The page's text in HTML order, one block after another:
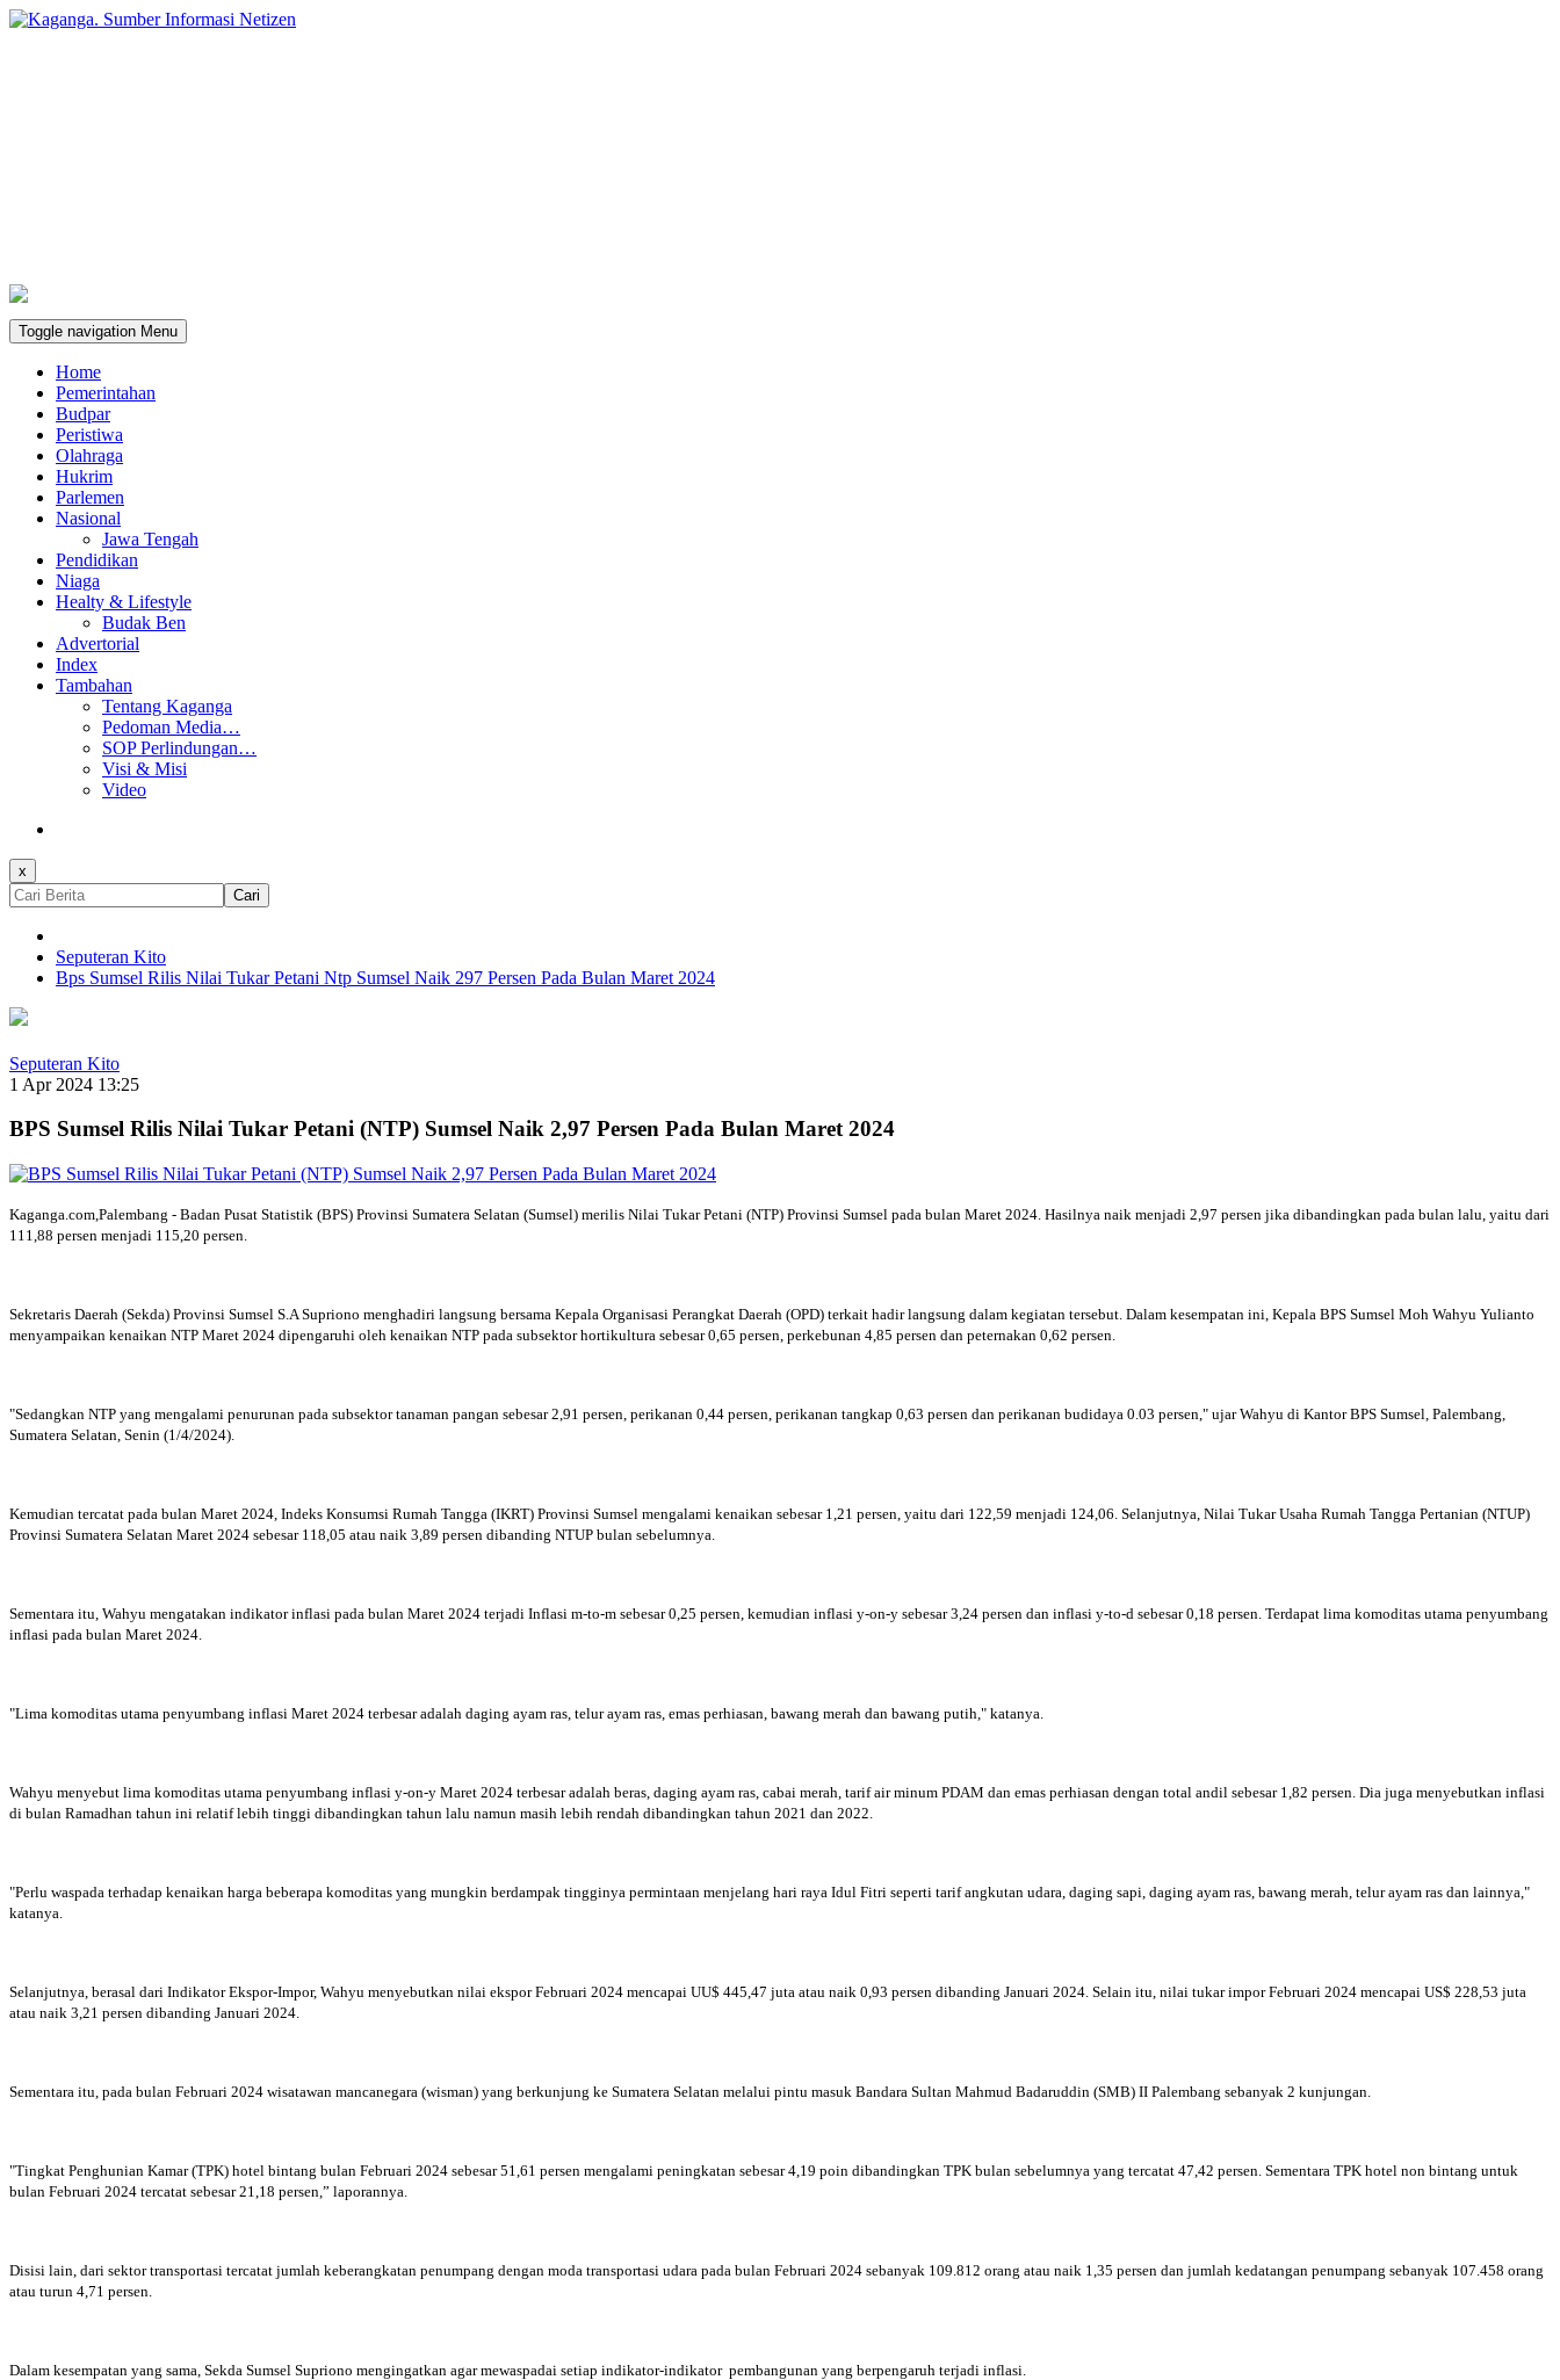
Toggle navigation Menu
Home
Pemerintahan
Budpar
Peristiwa
Olahraga
Hukrim
Parlemen
Nasional
Jawa Tengah
Pendidikan
Niaga
Healty & Lifestyle
Budak Ben
Advertorial
Index
Tambahan
Tentang Kaganga
Pedoman Media…
SOP Perlindungan…
Visi & Misi
Video
x
Cari
Seputeran Kito
Bps Sumsel Rilis Nilai Tukar Petani Ntp Sumsel Naik 297 Persen Pada Bulan Maret 2024
Seputeran Kito
1 Apr 2024 13:25
BPS Sumsel Rilis Nilai Tukar Petani (NTP) Sumsel Naik 2,97 Persen Pada Bulan Maret 2024
Kaganga.com,Palembang - Badan Pusat Statistik (BPS) Provinsi Sumatera Selatan (Sumsel) merilis Nilai Tukar Petani (NTP) Provinsi Sumsel pada bulan Maret 2024. Hasilnya naik menjadi 2,97 persen jika dibandingkan pada bulan lalu, yaitu dari
111,88 persen menjadi 115,20 persen.
Sekretaris Daerah (Sekda) Provinsi Sumsel S.A Supriono menghadiri langsung bersama Kepala Organisasi Perangkat Daerah (OPD) terkait hadir langsung dalam kegiatan tersebut. Dalam kesempatan ini, Kepala BPS Sumsel Moh Wahyu Yulianto
menyampaikan kenaikan NTP Maret 2024 dipengaruhi oleh kenaikan NTP pada subsektor hortikultura sebesar 0,65 persen, perkebunan 4,85 persen dan peternakan 0,62 persen.
"Sedangkan NTP yang mengalami penurunan pada subsektor tanaman pangan sebesar 2,91 persen, perikanan 0,44 persen, perikanan tangkap 0,63 persen dan perikanan budidaya 0.03 persen," ujar Wahyu di Kantor BPS Sumsel, Palembang,
Sumatera Selatan, Senin (1/4/2024).
Kemudian tercatat pada bulan Maret 2024, Indeks Konsumsi Rumah Tangga (IKRT) Provinsi Sumsel mengalami kenaikan sebesar 1,21 persen, yaitu dari 122,59 menjadi 124,06. Selanjutnya, Nilai Tukar Usaha Rumah Tangga Pertanian (NTUP)
Provinsi Sumatera Selatan Maret 2024 sebesar 118,05 atau naik 3,89 persen dibanding NTUP bulan sebelumnya.
Sementara itu, Wahyu mengatakan indikator inflasi pada bulan Maret 2024 terjadi Inflasi m-to-m sebesar 0,25 persen, kemudian inflasi y-on-y sebesar 3,24 persen dan inflasi y-to-d sebesar 0,18 persen. Terdapat lima komoditas utama penyumbang
inflasi pada bulan Maret 2024.
"Lima komoditas utama penyumbang inflasi Maret 2024 terbesar adalah daging ayam ras, telur ayam ras, emas perhiasan, bawang merah dan bawang putih," katanya.
Wahyu menyebut lima komoditas utama penyumbang inflasi y-on-y Maret 2024 terbesar adalah beras, daging ayam ras, cabai merah, tarif air minum PDAM dan emas perhiasan dengan total andil sebesar 1,82 persen. Dia juga menyebutkan inflasi
di bulan Ramadhan tahun ini relatif lebih tinggi dibandingkan tahun lalu namun masih lebih rendah dibandingkan tahun 2021 dan 2022.
"Perlu waspada terhadap kenaikan harga beberapa komoditas yang mungkin berdampak tingginya permintaan menjelang hari raya Idul Fitri seperti tarif angkutan udara, daging sapi, daging ayam ras, bawang merah, telur ayam ras dan lainnya,"
katanya.
Selanjutnya, berasal dari Indikator Ekspor-Impor, Wahyu menyebutkan nilai ekspor Februari 2024 mencapai UU$ 445,47 juta atau naik 0,93 persen dibanding Januari 2024. Selain itu, nilai tukar impor Februari 2024 mencapai US$ 228,53 juta
atau naik 3,21 persen dibanding Januari 2024.
Sementara itu, pada bulan Februari 2024 wisatawan mancanegara (wisman) yang berkunjung ke Sumatera Selatan melalui pintu masuk Bandara Sultan Mahmud Badaruddin (SMB) II Palembang sebanyak 2 kunjungan.
"Tingkat Penghunian Kamar (TPK) hotel bintang bulan Februari 2024 sebesar 51,61 persen mengalami peningkatan sebesar 4,19 poin dibandingkan TPK bulan sebelumnya yang tercatat 47,42 persen. Sementara TPK hotel non bintang untuk
bulan Februari 2024 tercatat sebesar 21,18 persen,” laporannya.
Disisi lain, dari sektor transportasi tercatat jumlah keberangkatan penumpang dengan moda transportasi udara pada bulan Februari 2024 sebanyak 109.812 orang atau naik 1,35 persen dan jumlah kedatangan penumpang sebanyak 107.458 orang
atau turun 4,71 persen.
Dalam kesempatan yang sama, Sekda Sumsel Supriono mengingatkan agar mewaspadai setiap indikator-indikator pembangunan yang berpengaruh terjadi inflasi.